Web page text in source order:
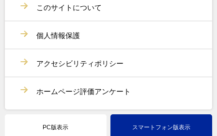
このサイトについて
個人情報保護
アクセシビリティポリシー
ホームページ評価アンケート
PC版表示 スマートフォン版表示